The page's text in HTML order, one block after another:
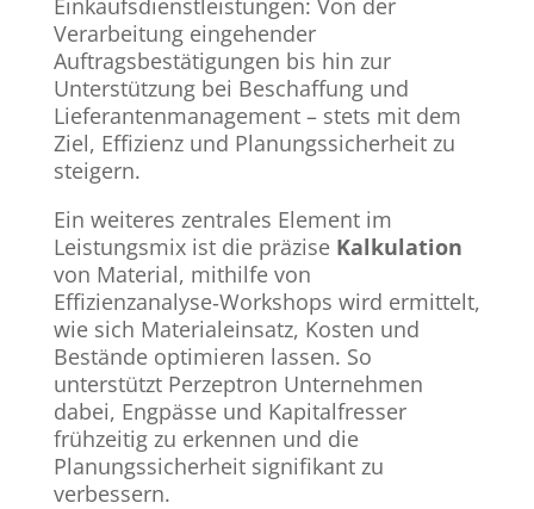
Einkaufsdienstleistungen: Von der
Verarbeitung eingehender
Auftragsbestätigungen bis hin zur
Unterstützung bei Beschaffung und
Lieferantenmanagement – stets mit dem
Ziel, Effizienz und Planungssicherheit zu
steigern.
Ein weiteres zentrales Element im
Leistungsmix ist die präzise Kalkulation
von Material, mithilfe von
Effizienzanalyse‑Workshops wird ermittelt,
wie sich Materialeinsatz, Kosten und
Bestände optimieren lassen. So
unterstützt Perzeptron Unternehmen
dabei, Engpässe und Kapitalfresser
frühzeitig zu erkennen und die
Planungssicherheit signifikant zu
verbessern.